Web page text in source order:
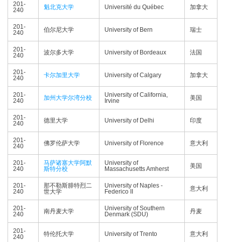
201-
240
魁北克大学 Université du Québec 加拿大
201-
240
伯尔尼大学 University of Bern 瑞士
201-
240
波尔多大学 University of Bordeaux 法国
201-
240
卡尔加里大学 University of Calgary 加拿大
201-
240
加州大学尔湾分校
University of California,
Irvine
美国
201-
240
德里大学 University of Delhi 印度
201-
240
佛罗伦萨大学 University of Florence 意大利
201-
240
马萨诸塞大学阿默
斯特分校
University of
Massachusetts Amherst
美国
201-
240
那不勒斯腓特烈二
世大学
University of Naples -
Federico II
意大利
201-
240
南丹麦大学
University of Southern
Denmark (SDU)
丹麦
201-
240
特伦托大学 University of Trento 意大利